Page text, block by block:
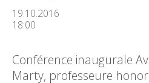
19.10.2016
18:00
Conférence inaugurale
Marty, professeure